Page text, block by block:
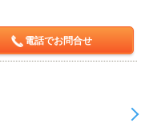
電話でお問合せ